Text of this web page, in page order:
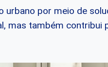
por meio de
mas também contribui